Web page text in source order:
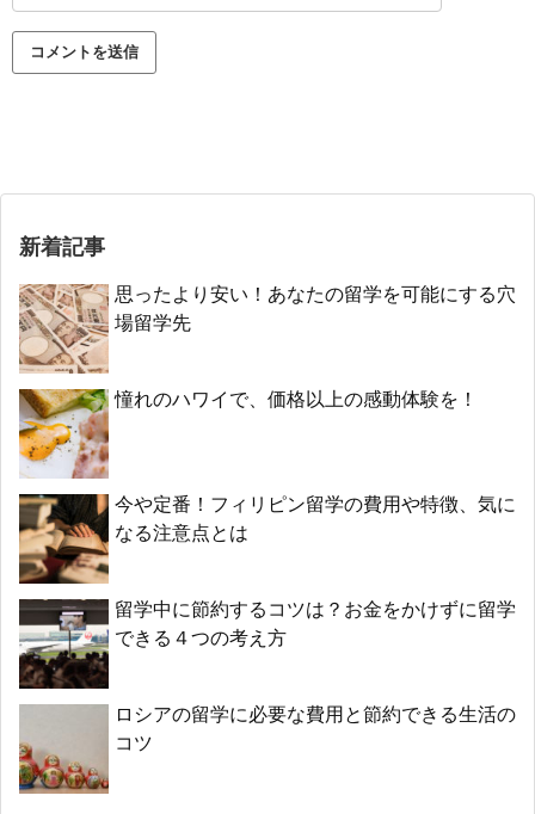
新着記事
思ったより安い！あなたの留学を可能にする穴
場留学先
憧れのハワイで、価格以上の感動体験を！
今や定番！フィリピン留学の費用や特徴、気に
なる注意点とは
留学中に節約するコツは？お金をかけずに留学
できる４つの考え方
ロシアの留学に必要な費用と節約できる生活の
コツ